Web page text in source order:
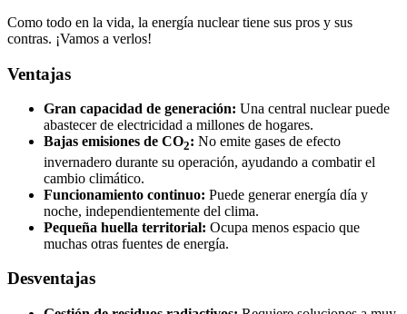
Como todo en la vida, la energía nuclear tiene sus pros y sus
contras. ¡Vamos a verlos!
Ventajas
Gran capacidad de generación: Una central nuclear puede
abastecer de electricidad a millones de hogares.
Bajas emisiones de CO2: No emite gases de efecto
invernadero durante su operación, ayudando a combatir el
cambio climático.
Funcionamiento continuo: Puede generar energía día y
noche, independientemente del clima.
Pequeña huella territorial: Ocupa menos espacio que
muchas otras fuentes de energía.
Desventajas